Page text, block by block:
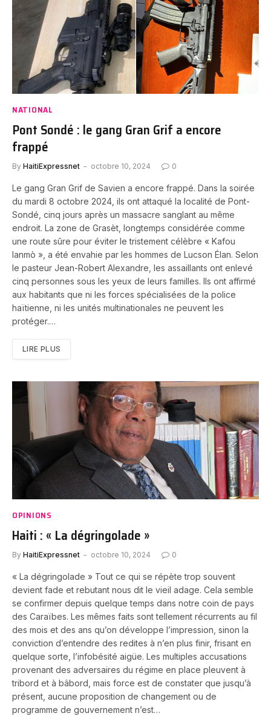
NATIONAL
Pont Sondé : le gang Gran Grif a encore
frappé
By HaitiExpressnet octobre 10, 2024 0
Le gang Gran Grif de Savien a encore frappé. Dans la soirée
du mardi 8 octobre 2024, ils ont attaqué la localité de Pont-
Sondé, cinq jours après un massacre sanglant au même
endroit. La zone de Grasèt, longtemps considérée comme
une route sûre pour éviter le tristement célèbre « Kafou
lanmò », a été envahie par les hommes de Lucson Élan. Selon
le pasteur Jean-Robert Alexandre, les assaillants ont enlevé
cinq personnes sous les yeux de leurs familles. Ils ont affirmé
aux habitants que ni les forces spécialisées de la police
haïtienne, ni les unités multinationales ne peuvent les
protéger.…
LIRE PLUS
OPINIONS
Haiti : « La dégringolade »
By HaitiExpressnet octobre 10, 2024 0
« La dégringolade » Tout ce qui se répète trop souvent
devient fade et rebutant nous dit le vieil adage. Cela semble
se confirmer depuis quelque temps dans notre coin de pays
des Caraïbes. Les mêmes faits sont tellement récurrents au fil
des mois et des ans qu’on développe l’impression, sinon la
conviction d’entendre des redites à n’en plus finir, frisant en
quelque sorte, l’infobésité aigüe. Les multiples accusations
provenant des adversaires du régime en place pleuvent à
tribord et à bâbord, mais force est de constater que jusqu’à
présent, aucune proposition de changement ou de
programme de gouvernement n’est…